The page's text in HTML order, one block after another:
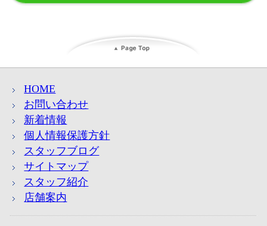
HOME
お問い合わせ
新着情報
個人情報保護方針
スタッフブログ
サイトマップ
スタッフ紹介
店舗案内